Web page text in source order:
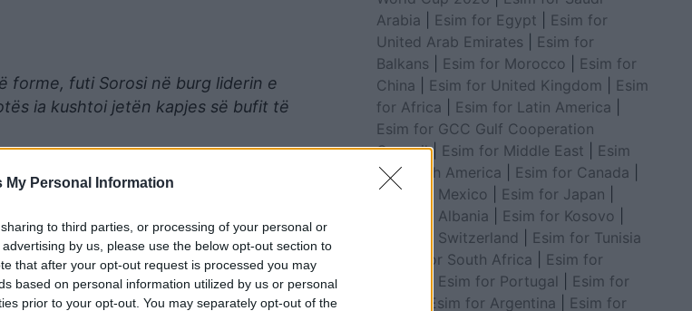
My Personal Information
to third parties, or processing of your personal or
by us, please use the below opt-out section to
that after your opt-out request is processed you may
based on personal information utilized by us or personal
prior to your opt-out. You may separately opt-out of the
forme, futi Sorosi në burg liderin e
ia kushtoi jetën kapjes së bufit të
këta miliarderët kanë edhe këta tekat e
shkoi nga mbrapa”, tha Rama.
Arabia
Esim for Egypt
Esim for
United Arab Emirates
Esim for
Balkans
Esim for Morocco
Esim for
China
Esim for United Kingdom
Esim
for Africa
Esim for Latin America
Esim for GCC Gulf Cooperation
Council| Esim for Middle East
Esim
for South America
Esim for Canada
Esim for Mexico
Esim for Japan
Esim for Albania
Esim for Kosovo
Esim for Switzerland
Esim for Tunisia
Esim for South Africa
Esim for
Esim for Portugal
Esim for
Esim for Argentina
Esim for